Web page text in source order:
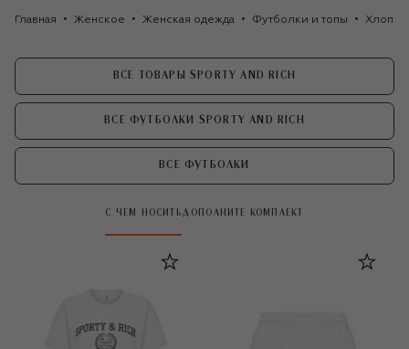
Главная Женское Женская одежда Футболки и топы
ВСЕ ТОВАРЫ SPORTY AND RICH
ВСЕ ФУТБОЛКИ SPORTY AND RICH
ВСЕ ФУТБОЛКИ
С ЧЕМ НОСИТЬ ДОПОЛНИТЕ КОМПЛЕКТ